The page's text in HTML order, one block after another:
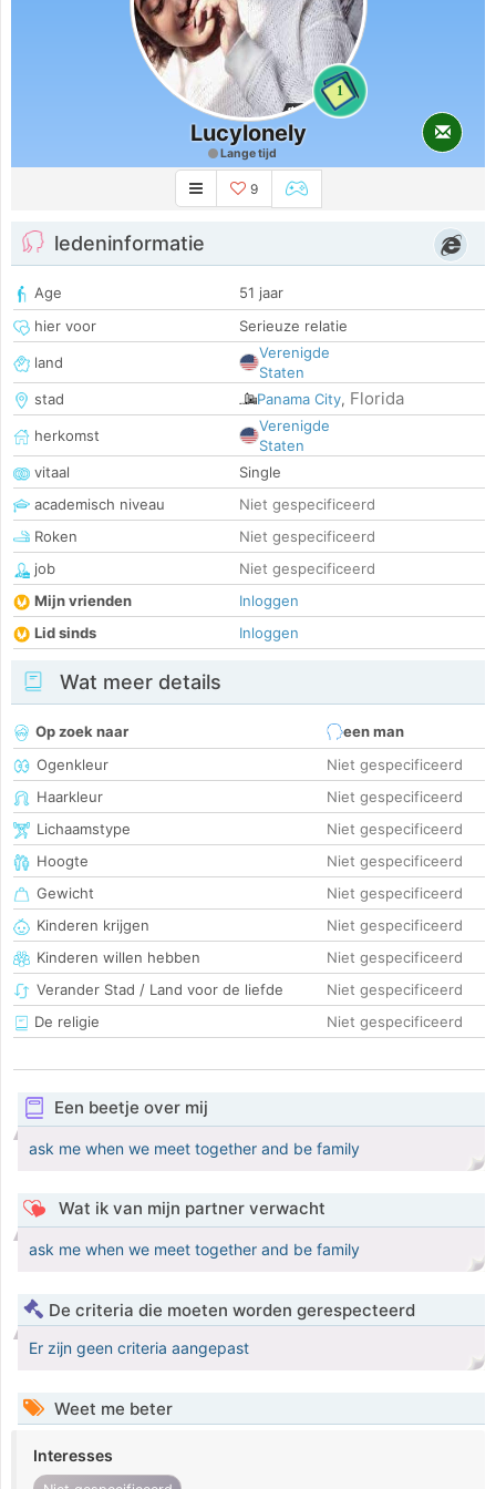
1
Lucylonely
Lange tijd
9
ledeninformatie
Age
51 jaar
hier voor
Serieuze relatie
land
Verenigde
Staten
stad
Panama City, Florida
herkomst
Verenigde
Staten
vitaal
Single
academisch niveau
Niet gespecificeerd
Roken
Niet gespecificeerd
job
Niet gespecificeerd
Mijn vrienden
Inloggen
Lid sinds
Inloggen
Wat meer details
Op zoek naar
een man
Ogenkleur
Niet gespecificeerd
Haarkleur
Niet gespecificeerd
Lichaamstype
Niet gespecificeerd
Hoogte
Niet gespecificeerd
Gewicht
Niet gespecificeerd
Kinderen krijgen
Niet gespecificeerd
Kinderen willen hebben
Niet gespecificeerd
Verander Stad / Land voor de liefde
Niet gespecificeerd
De religie
Niet gespecificeerd
Een beetje over mij
ask me when we meet together and be family
Wat ik van mijn partner verwacht
ask me when we meet together and be family
De criteria die moeten worden gerespecteerd
Er zijn geen criteria aangepast
Weet me beter
Interesses